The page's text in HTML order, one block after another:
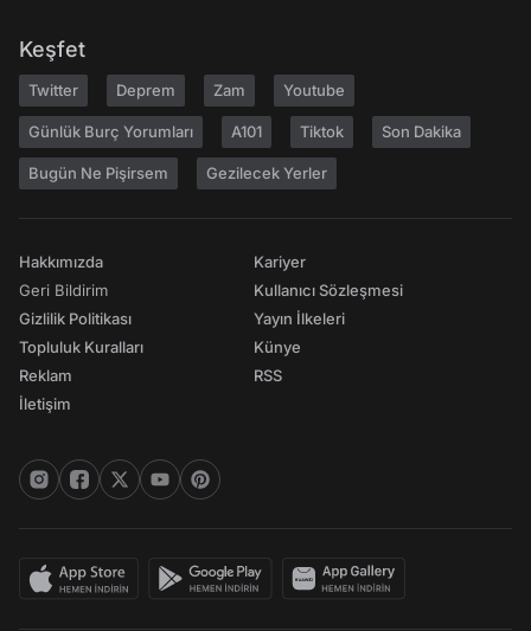
Keşfet
Twitter Deprem Zam Youtube
Günlük Burç Yorumları A101 Tiktok Son Dakika
Bugün Ne Pişirsem Gezilecek Yerler
Hakkımızda
Geri Bildirim
Gizlilik Politikası
Topluluk Kuralları
Reklam
İletişim
Kariyer
Kullanıcı Sözleşmesi
Yayın İlkeleri
Künye
RSS